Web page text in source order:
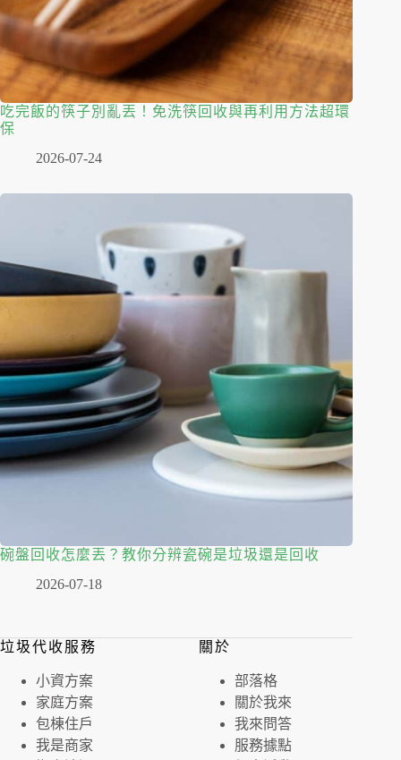
吃完飯的筷子別亂丟！免洗筷回收與再利用方法超環
保
2026-07-24
碗盤回收怎麼丟？教你分辨瓷碗是垃圾還是回收
2026-07-18
垃圾代收服務
⼩資⽅案
家庭⽅案
包棟住戶
我是商家
關於
部落格
關於我來
我來問答
服務據點